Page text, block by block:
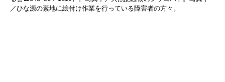
／ひな源の素地に絵付け作業を行っている障害者の方々。